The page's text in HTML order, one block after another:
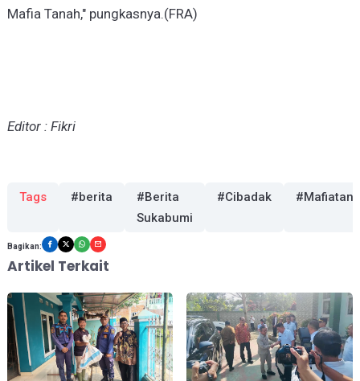
Mafia Tanah," pungkasnya.(FRA)
Editor : Fikri
Tags #berita
#Berita
Sukabumi
#Cibadak
Bagikan:
Artikel Terkait